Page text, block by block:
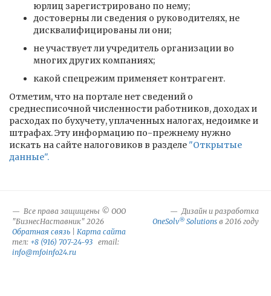
юрлиц зарегистрировано по нему;
достоверны ли сведения о руководителях, не
дисквалифицированы ли они;
не участвует ли учредитель организации во
многих других компаниях;
какой спецрежим применяет контрагент.
Отметим, что на портале нет сведений о
среднесписочной численности работников, доходах и
расходах по бухучету, уплаченных налогах, недоимке и
штрафах. Эту информацию по-прежнему нужно
искать на сайте налоговиков в разделе "Открытые
данные".
Все права защищены © ООО
"БизнесНаставник" 2026
Обратная связь
Карта сайта
тел: +8 (916) 707-24-93 email:
info@mfoinfo24.ru
Дизайн и разработка
OneSolv® Solutions в 2016 году